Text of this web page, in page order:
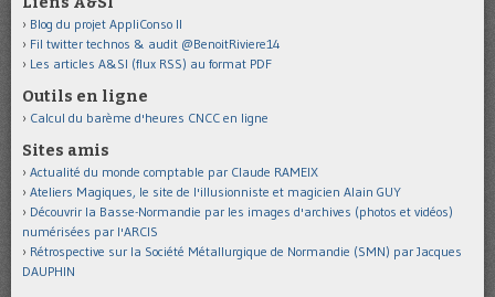
Blog du projet AppliConso II
Fil twitter technos & audit @BenoitRiviere14
Les articles A&SI (flux RSS) au format PDF
Outils en ligne
Calcul du barème d'heures CNCC en ligne
Sites amis
Actualité du monde comptable par Claude RAMEIX
Ateliers Magiques, le site de l'illusionniste et magicien Alain GUY
Découvrir la Basse-Normandie par les images d'archives (photos et vidéos)
numérisées par l'ARCIS
Rétrospective sur la Société Métallurgique de Normandie (SMN) par Jacques
DAUPHIN